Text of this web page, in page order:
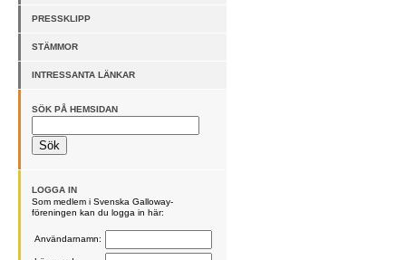
PRESSKLIPP
STÄMMOR
INTRESSANTA LÄNKAR
SÖK PÅ HEMSIDAN
LOGGA IN
Som medlem i Svenska Galloway-
föreningen kan du logga in här:
Användarnamn: